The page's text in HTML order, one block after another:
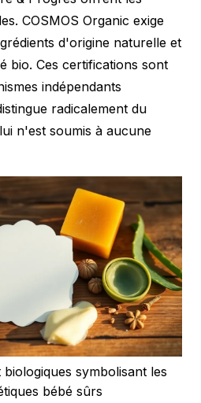
COSMOS Organic exige
d'origine naturelle et
bio. Ces certifications sont
indépendants
radicalement du
n'est soumis à aucune
symbolisant les
bébé sûrs